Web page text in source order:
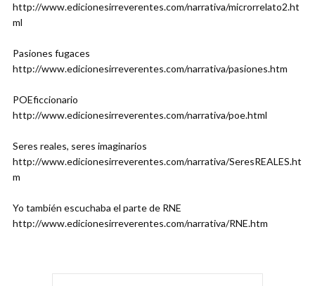
http://www.edicionesirreverentes.com/narrativa/microrrelato2.ht
ml
Pasiones fugaces
http://www.edicionesirreverentes.com/narrativa/pasiones.htm
POEficcionario
http://www.edicionesirreverentes.com/narrativa/poe.html
Seres reales, seres imaginarios
http://www.edicionesirreverentes.com/narrativa/SeresREALES.ht
m
Yo también escuchaba el parte de RNE
http://www.edicionesirreverentes.com/narrativa/RNE.htm